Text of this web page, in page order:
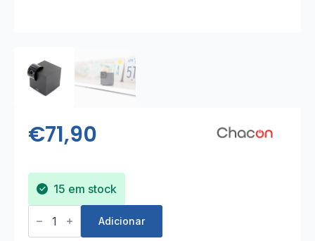
€71,90
15 em stock
Quantidade
de
Câmara
Adicionar